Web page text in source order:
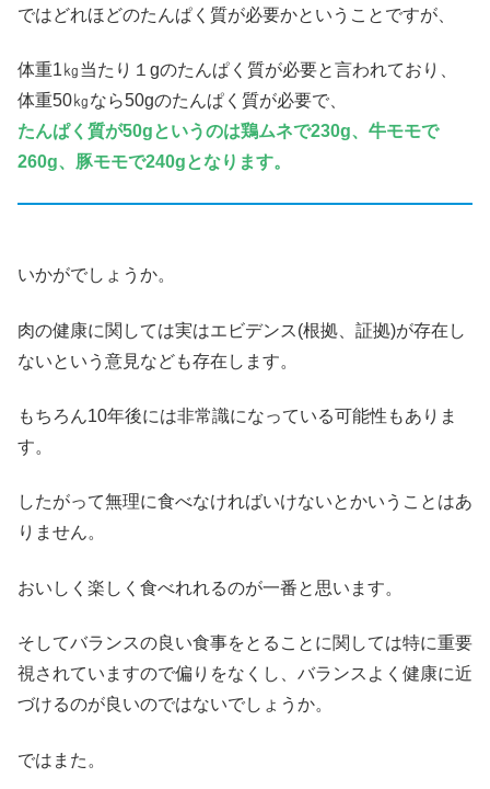
ではどれほどのたんぱく質が必要かということですが、
体重1㎏当たり１gのたんぱく質が必要と言われており、
体重50㎏なら50gのたんぱく質が必要で、
たんぱく質が50gというのは鶏ムネで230g、牛モモで
260g、豚モモで240gとなります。
いかがでしょうか。
肉の健康に関しては実はエビデンス(根拠、証拠)が存在し
ないという意見なども存在します。
もちろん10年後には非常識になっている可能性もありま
す。
したがって無理に食べなければいけないとかいうことはあ
りません。
おいしく楽しく食べれれるのが一番と思います。
そしてバランスの良い食事をとることに関しては特に重要
視されていますので偏りをなくし、バランスよく健康に近
づけるのが良いのではないでしょうか。
ではまた。